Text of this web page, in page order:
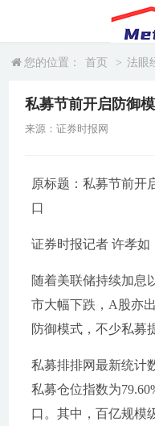
您的位置： 首页 > 法眼
私募节前开启防御
来源：证券时报网
原标题：私募节前开
口
证券时报记者 许孝如
随着美联储持续加息
市大幅下跌，A股亦
防御模式，不少私募
私募排排网最新统计
私募仓位指数为
口。其中，百亿规模